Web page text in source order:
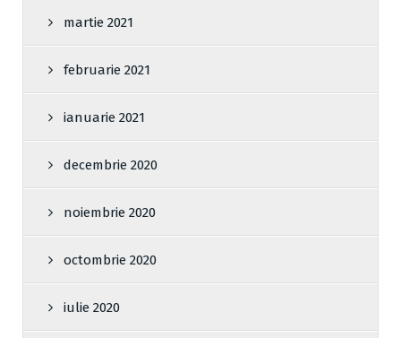
martie 2021
februarie 2021
ianuarie 2021
decembrie 2020
noiembrie 2020
octombrie 2020
iulie 2020